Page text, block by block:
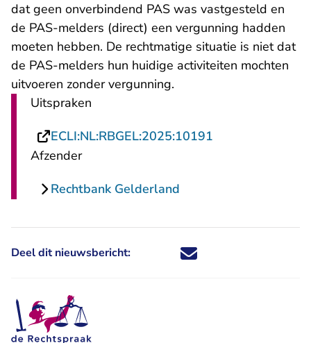
dat geen onverbindend PAS was vastgesteld en
de PAS-melders (direct) een vergunning hadden
moeten hebben. De rechtmatige situatie is niet dat
de PAS-melders hun huidige activiteiten mochten
uitvoeren zonder vergunning.
Uitspraken
ECLI:NL:RBGEL:2025:10191
Afzender
Rechtbank Gelderland
Deel dit nieuwsbericht: Deel dit nieuwsbericht via X -
Deel dit nieuwsbericht via
Deel dit nieuwsbericht
Deel dit